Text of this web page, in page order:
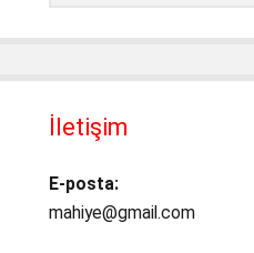
İletişim
E-posta:
mahiye@gmail.com